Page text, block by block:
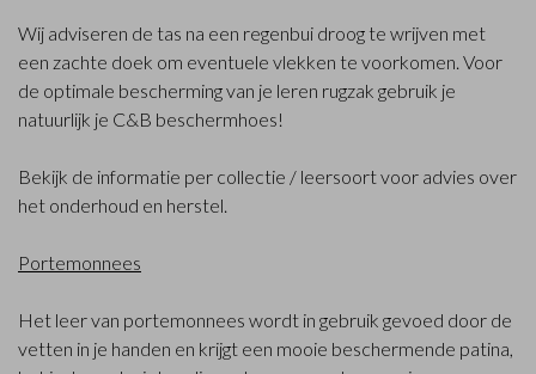
Wij adviseren de tas na een regenbui droog te wrijven met
een zachte doek om eventuele vlekken te voorkomen. Voor
de optimale bescherming van je leren rugzak gebruik je
natuurlijk je C&B beschermhoes!
Bekijk de informatie per collectie / leersoort voor advies over
het onderhoud en herstel.
Portemonnees
Het leer van portemonnees wordt in gebruik gevoed door de
vetten in je handen en krijgt een mooie beschermende patina,